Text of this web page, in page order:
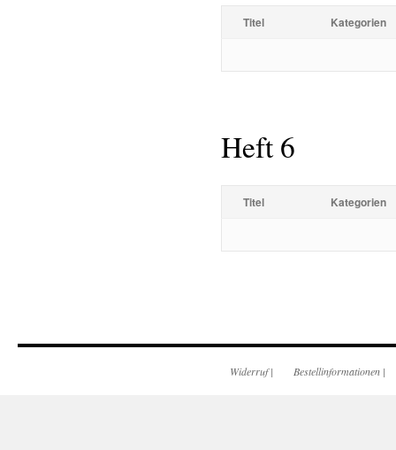
Titel Kategorien
Heft 6
Titel Kategorien
Widerruf| Bestellinformationen |